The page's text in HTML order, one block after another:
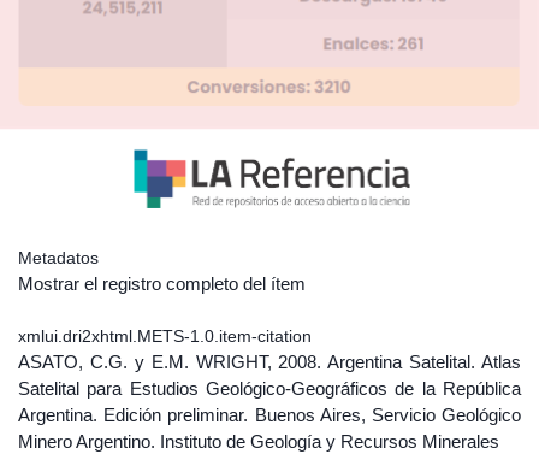
Metadatos
Mostrar el registro completo del ítem
xmlui.dri2xhtml.METS-1.0.item-citation
ASATO, C.G. y E.M. WRIGHT, 2008. Argentina Satelital. Atlas
Satelital para Estudios Geológico-Geográficos de la República
Argentina. Edición preliminar. Buenos Aires, Servicio Geológico
Minero Argentino. Instituto de Geología y Recursos Minerales